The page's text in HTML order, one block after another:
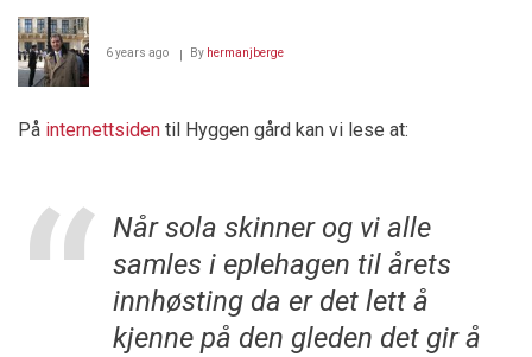
6 years ago By hermanjberge
På internettsiden til Hyggen gård kan vi lese at:
Når sola skinner og vi alle
samles i eplehagen til årets
innhøsting da er det lett å
kjenne på den gleden det gir å